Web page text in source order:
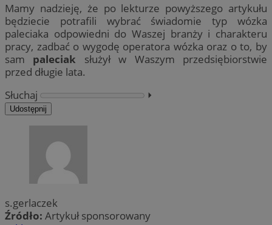
Mamy nadzieję, że po lekturze powyższego artykułu
będziecie potrafili wybrać świadomie typ wózka
paleciaka odpowiedni do Waszej branży i charakteru
pracy, zadbać o wygodę operatora wózka oraz o to, by
sam paleciak służył w Waszym przedsiębiorstwie
przed długie lata.
Słuchaj
⏵︎
Udostępnij
s.gerlaczek
Źródło: Artykuł sponsorowany